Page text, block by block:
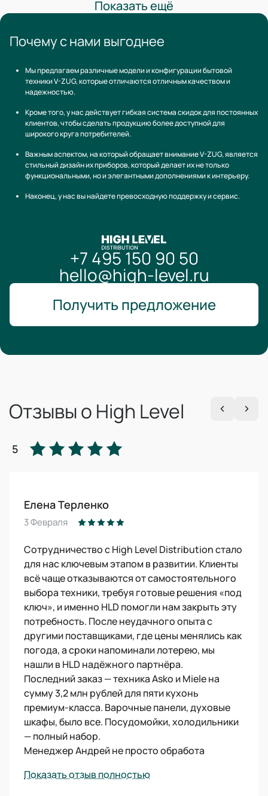
Показать ещё
Почему с нами выгоднее
Мы предлагаем различные модели и конфигурации бытовой
техники V-ZUG, которые отличаются отличным качеством и
надежностью.
Кроме того, у нас действует гибкая система скидок для постоянных
клиентов, чтобы сделать продукцию более доступной для
широкого круга потребителей.
Важным аспектом, на который обращает внимание V-ZUG, является
стильный дизайн их приборов, который делает их не только
функциональными, но и элегантными дополнениями к интерьеру.
Наконец, у нас вы найдете превосходную поддержку и сервис.
+7 495 150 90 50
hello@high-level.ru
Получить предложение
Отзывы о High Level
5
Елена Терленко
3 Февраля
Сотрудничество с High Level Distribution стало
для нас ключевым этапом в развитии. Клиенты
всё чаще отказываются от самостоятельного
выбора техники, требуя готовые решения «под
ключ», и именно HLD помогли нам закрыть эту
потребность. После неудачного опыта с
другими поставщиками, где цены менялись как
погода, а сроки напоминали лотерею, мы
нашли в HLD надёжного партнёра.
Последний заказ — техника Asko и Miele на
сумму 3,2 млн рублей для пяти кухонь
премиум-класса. Варочные панели, духовые
шкафы, было все. Посудомойки, холодильники
— полный набор.
Менеджер Андрей не просто обработа
Показать отзыв полностью